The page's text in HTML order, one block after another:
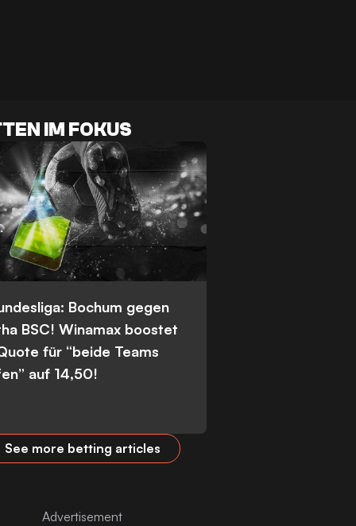
IM FOKUS
Bochum gegen
BSC! Winamax boostet
für “beide Teams
auf 14,50!
See more betting articles